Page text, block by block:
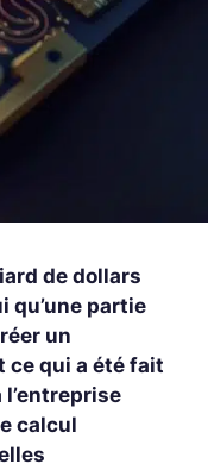
de dollars
qu’une partie
un
qui a été fait
calcul